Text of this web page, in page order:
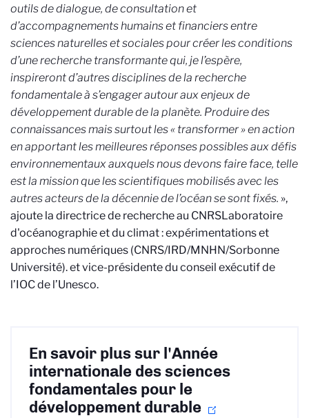
outils de dialogue, de consultation et
d’accompagnements humains et financiers entre
sciences naturelles et sociales pour créer les conditions
d’une recherche transformante qui, je l’espère,
inspireront d’autres disciplines de la recherche
fondamentale à s’engager autour aux enjeux de
développement durable de la planète. Produire des
connaissances mais surtout les « transformer » en action
en apportant les meilleures réponses possibles aux défis
environnementaux auxquels nous devons faire face, telle
est la mission que les scientifiques mobilisés avec les
autres acteurs de la décennie de l’océan se sont fixés. »,
ajoute la directrice de recherche au CNRSLaboratoire
d'océanographie et du climat : expérimentations et
approches numériques (CNRS/IRD/MNHN/Sorbonne
Université).et vice-présidente du conseil exécutif de
l’IOC de l’Unesco.
En savoir plus sur l'Année
internationale des sciences
fondamentales pour le
développement durable